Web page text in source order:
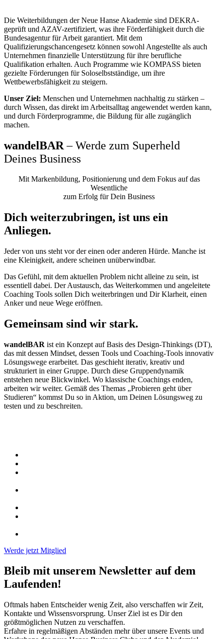
Die Weiterbildungen der Neue Hanse Akademie sind DEKRA-
geprüft und AZAV-zertifiziert, was ihre Förderfähigkeit durch die
Bundesagentur für Arbeit garantiert. Mit dem
Qualifizierungschancengesetz können sowohl Angestellte als auch
Unternehmen finanzielle Unterstützung für ihre berufliche
Qualifikation erhalten. Auch Programme wie KOMPASS bieten
gezielte Förderungen für Soloselbstständige, um ihre
Wettbewerbsfähigkeit zu steigern.
Unser Ziel: Menschen und Unternehmen nachhaltig zu stärken –
durch Wissen, das direkt im Arbeitsalltag angewendet werden kann,
und durch Förderprogramme, die Bildung für alle zugänglich
machen.
wandelBAR – Werde zum Superheld
Deines Business
Mit Markenbildung, Positionierung und dem Fokus auf das
Wesentliche
zum Erfolg für Dein Business
Dich weiterzubringen, ist uns ein
Anliegen.
Jeder von uns steht vor der einen oder anderen Hürde. Manche ist
eine Kleinigkeit, andere scheinen unüberwindbar.
Das Gefühl, mit dem aktuellen Problem nicht alleine zu sein, ist
essentiell dabei. Der Austausch, das Weiterkommen und angeleitete
Coaching Tools sollen Dich weiterbringen und Dir Klarheit, einen
Anker und neue Wege eröffnen.
Gemeinsam sind wir stark.
wandelBAR ist ein Konzept auf Basis des Design-Thinkings (DT),
das mit dessen Mindset, dessen Tools und Coaching-Tools innovativ
Lösungswege erarbeitet. Das geschieht iterativ, kreativ und
strukturiert in einer Gruppe. Durch diese Gruppendynamik
entstehen neue Blickwinkel. Wo klassische Coachings enden,
arbeiten wir weiter. Gemäß des Themas „Probieren geht über
Studieren“ kommst Du so in Aktion, um Deinen Lösungsweg zu
testen und zu beschreiten.
Werde jetzt Mitglied
Bleib mit unserem Newsletter auf dem
Laufenden!
Oftmals haben Entscheider wenig Zeit, also verschaffen wir Zeit,
Kontakte und Wissensvorsprung. Unser Ziel ist es Dir den
größtmöglichen Nutzen zu verschaffen.
Erfahre in regelmäßigen Abständen mehr über unsere Events und